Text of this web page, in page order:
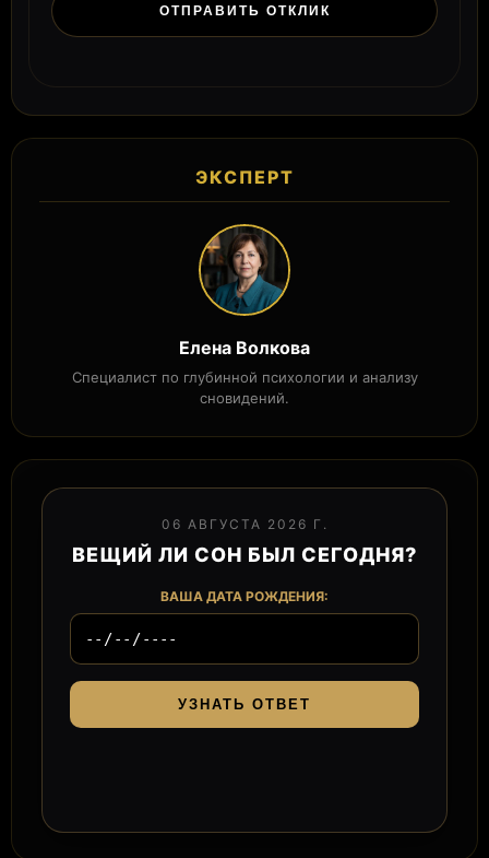
ЭКСПЕРТ
Елена Волкова
Специалист по глубинной психологии и анализу
сновидений.
06 АВГУСТА 2026 Г.
ВЕЩИЙ ЛИ СОН БЫЛ СЕГОДНЯ?
ВАША ДАТА РОЖДЕНИЯ:
УЗНАТЬ ОТВЕТ